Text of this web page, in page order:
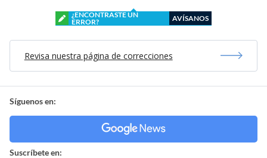
¿ENCONTRASTE UN
ERROR?
AVÍSANOS
Revisa nuestra página de correcciones
Síguenos en:
Suscríbete en: